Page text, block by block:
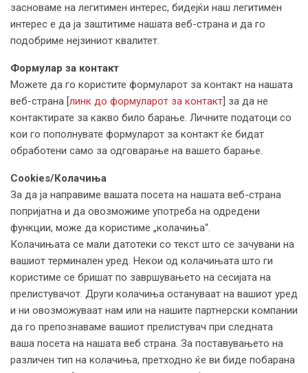
засноваме на легитимен интерес, бидејќи наш легитимен
интерес е да ја заштитиме нашата веб-страна и да го
подобриме нејзиниот квалитет.
Формулар за контакт
Можете да го користите формуларот за контакт на нашата
веб-страна [линк до формуларот за контакт] за да не
контактирате за какво било барање. Личните податоци со
кои го пополнувате формуларот за контакт ќе бидат
обработени само за одговарање на вашето барање.
Cookies/Колачиња
За да ја направиме вашата посета на нашата веб-странa
попријатна и да овозможиме употреба на одредени
функции, може да користиме „колачиња“.
Колачињата се мали датотеки со текст што се зачувани на
вашиот терминален уред. Некои од колачињата што ги
користиме се бришат по завршувањето на сесијата на
прелистувачот. Други колачиња остануваат на вашиот уред
и ни овозможуваат нам или на нашите партнерски компании
да го препознаваме вашиот прелистувач при следната
ваша посета на нашата веб страна. За поставувањето на
различен тип на колачиња, претходно ќе ви биде побарана